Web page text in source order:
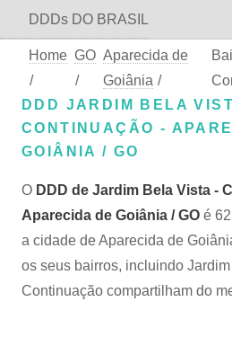
DDDs DO BRASIL
Home
/
GO
/
Aparecida de
Goiânia /
DDD JARDIM BELA
CONTINUAÇÃO -
GOIÂNIA / GO
O DDD de Jardim Bela Vista -
Aparecida de Goiânia / GO é
a cidade de Aparecida de
os seus bairros, incluindo
Continuação compartilham do